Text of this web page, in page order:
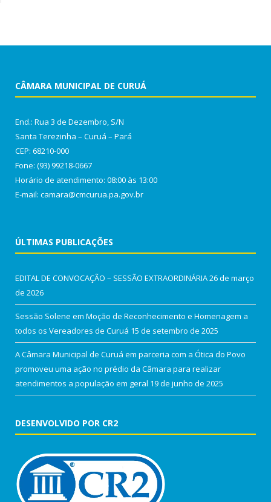
CÂMARA MUNICIPAL DE CURUÁ
End.: Rua 3 de Dezembro, S/N
Santa Terezinha – Curuá – Pará
CEP: 68210-000
Fone: (93) 99218-0667
Horário de atendimento: 08:00 às 13:00
E-mail: camara@cmcurua.pa.gov.br
ÚLTIMAS PUBLICAÇÕES
EDITAL DE CONVOCAÇÃO – SESSÃO EXTRAORDINÁRIA26 de março
de 2026
Sessão Solene em Moção de Reconhecimento e Homenagem a
todos os Vereadores de Curuá 15 de setembro de 2025
A Câmara Municipal de Curuá em parceria com a Ótica do Povo
promoveu uma ação no prédio da Câmara para realizar
atendimentos a população em geral 19 de junho de 2025
DESENVOLVIDO POR CR2